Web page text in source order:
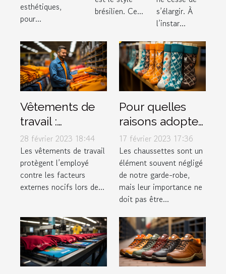
esthétiques,
pour...
brésilien. Ce...
s’élargir. À
l’instar...
Vêtements de
travail :
pourquoi est-ce
si important ?
28 février 2023 18:44
Les vêtements de travail
protègent l’employé
contre les facteurs
externes nocifs lors de...
Pour quelles
raisons adopter
les Chaussettes
Marchill Socks ?
17 février 2023 17:36
Les chaussettes sont un
élément souvent négligé
de notre garde-robe,
mais leur importance ne
doit pas être...